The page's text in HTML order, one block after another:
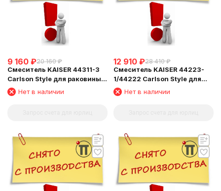
9 160 ₽20 160 ₽
Смеситель KAISER 44311-3
Carlson Style для раковины,
золотой
Нет в наличии
12 910 ₽28 410 ₽
Смеситель KAISER 44223-
1/44222 Carlson Style для
ванныНет в наличии